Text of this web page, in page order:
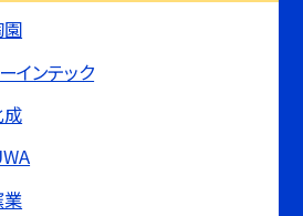
インテック